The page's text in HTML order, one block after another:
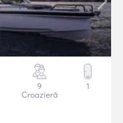
9
Croazieră
1